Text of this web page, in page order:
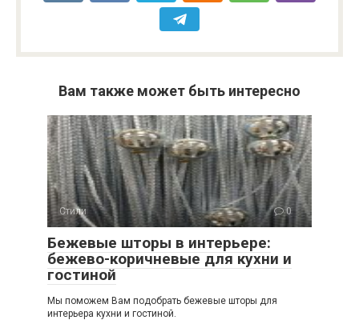
Вам также может быть интересно
Стили 0
Бежевые шторы в интерьере:
бежево-коричневые для кухни и
гостиной
Мы поможем Вам подобрать бежевые шторы для
интерьера кухни и гостиной.